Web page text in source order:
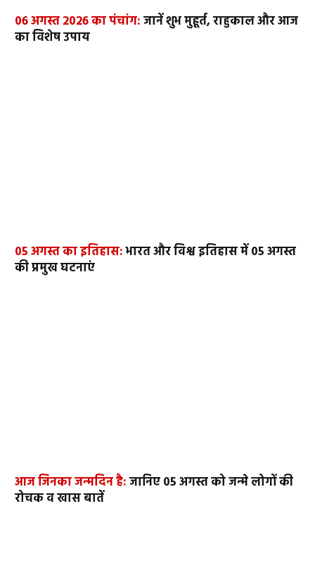
06 अगस्त 2026 का पंचांग:जानें शुभ मुहूर्त, राहुकाल और आज
का विशेष उपाय
05 अगस्त का इतिहास:भारत और विश्व इतिहास में 05 अगस्त
की प्रमुख घटनाएं
आज जिनका जन्मदिन है:जानिए 05 अगस्त को जन्मे लोगों की
रोचक व खास बातें